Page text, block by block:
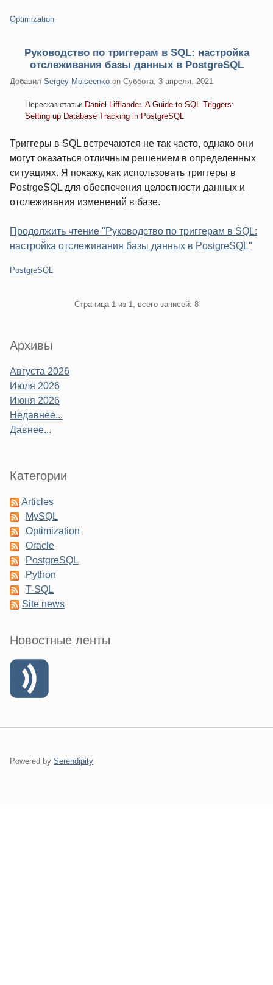
Категории:
Optimization
Руководство по триггерам в SQL: настройка
отслеживания базы данных в PostgreSQL
Добавил Sergey Moiseenko on Суббота, 3 апреля. 2021
Пересказ статьи Daniel Lifflander. A Guide to SQL Triggers:
Setting up Database Tracking in PostgreSQL
Триггеры в SQL встречаются не так часто, однако они
могут оказаться отличным решением в определенных
ситуациях. Я покажу, как использовать триггеры в
PostrgeSQL для обеспечения целостности данных и
отслеживания изменений в базе.
Продолжить чтение "Руководство по триггерам в SQL:
настройка отслеживания базы данных в PostgreSQL"
Категории:
PostgreSQL
Страница 1 из 1, всего записей: 8
Sidebar
Архивы
Августа 2026
Июля 2026
Июня 2026
Недавнее...
Давнее...
Категории
Articles
MySQL
Optimization
Oracle
PostgreSQL
Python
T-SQL
Site news
Новостные ленты
Powered by Serendipity